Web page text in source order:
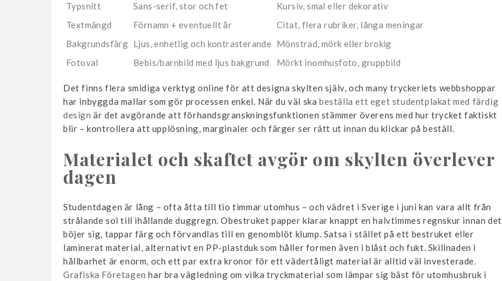
Typsnitt
Sans-serif, stor och fet
Kursiv, smal eller dekorativ
Textmängd
Förnamn + eventuellt år
Citat, flera rubriker, långa meningar
Bakgrundsfärg Ljus, enhetlig och kontrasterande Mönstrad, mörk eller brokig
Fotoval
Bebis/barnbild med ljus bakgrund Mörkt inomhusfoto, gruppbild
Det finns flera smidiga verktyg online för att designa skylten själv, och many tryckeriets webbshoppar
har inbyggda mallar som gör processen enkel. När du väl skabeställa ett eget studentplakat med färdig
design är det avgörande att förhandsgranskningsfunktionen stämmer överens med hur trycket faktiskt
blir – kontrollera att upplösning, marginaler och färger ser rätt ut innan du klickar på beställ.
Materialet och skaftet avgör om skylten överlever
dagen
Studentdagen är lång – ofta åtta till tio timmar utomhus – och vädret i Sverige i juni kan vara allt från
strålande sol till ihållande duggregn. Obestruket papper klarar knappt en halvtimmes regnskur innan det
böjer sig, tappar färg och förvandlas till en genomblöt klump. Satsa i stället på ett bestruket eller
laminerat material, alternativt en PP-plastduk som håller formen även i blåst och fukt. Skillnaden i
hållbarhet är enorm, och ett par extra kronor för ett vädertåligt material är alltid väl investerade.
Grafiska Företagen har bra vägledning om vilka tryckmaterial som lämpar sig bäst för utomhusbruk i